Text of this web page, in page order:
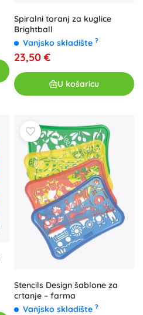
Spiralni toranj za kuglice
Brightball
Vanjsko skladište ?
23,50 €
U košaricu
Stencils Design šablone za
crtanje – farma
Vanjsko skladište ?